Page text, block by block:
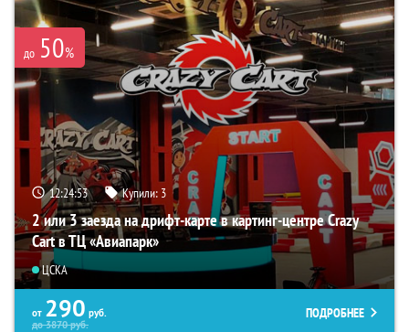
до 50%
12:24:51 Купили: 3
2 или 3 заезда на дрифт-карте в картинг-центре Crazy
Cart в ТЦ «Авиапарк»
ЦСКА
от 290 руб.
до3870руб.
ПОДРОБНЕЕ